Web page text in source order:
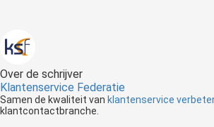
Over de schrijver
Klantenservice Federatie
Samen de kwaliteit van klantenservice
klantcontactbranche.